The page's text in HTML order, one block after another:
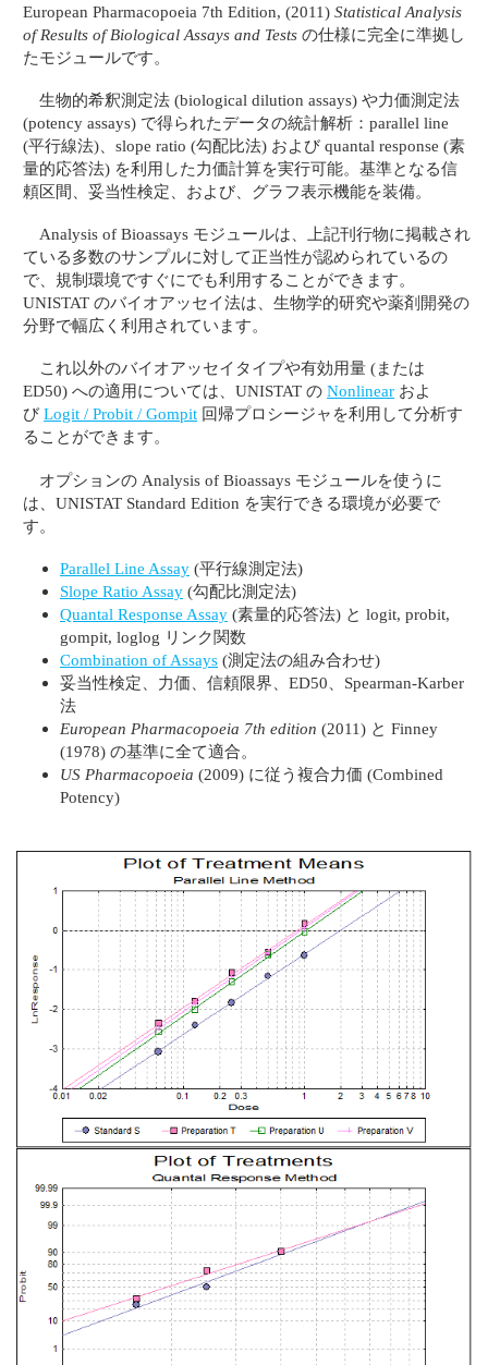
European Pharmacopoeia 7th Edition, (2011)Statistical Analysis
of Results of Biological Assays and Tests の仕様に完全に準拠し
たモジュールです。
生物的希釈測定法 (biological dilution assays) や力価測定法
(potency assays) で得られたデータの統計解析：parallel line
(平行線法)、slope ratio (勾配比法) および quantal response (素
量的応答法) を利用した力価計算を実行可能。基準となる信
頼区間、妥当性検定、および、グラフ表示機能を装備。
Analysis of Bioassays モジュールは、上記刊行物に掲載され
ている多数のサンプルに対して正当性が認められているの
で、規制環境ですぐにでも利用することができます。
UNISTAT のバイオアッセイ法は、生物学的研究や薬剤開発の
分野で幅広く利用されています。
これ以外のバイオアッセイタイプや有効用量 (または
ED50) への適用については、UNISTAT のNonlinear およ
びLogit / Probit / Gompit 回帰プロシージャを利用して分析す
ることができます。
オプションの Analysis of Bioassays モジュールを使うに
は、UNISTAT Standard Edition を実行できる環境が必要で
す。
Parallel Line Assay (平行線測定法)
Slope Ratio Assay (勾配比測定法)
Quantal Response Assay (素量的応答法) と logit, probit,
gompit, loglog リンク関数
Combination of Assays (測定法の組み合わせ)
妥当性検定、力価、信頼限界、ED50、Spearman-Karber
法
European Pharmacopoeia 7th edition (2011) と Finney
(1978) の基準に全て適合。
US Pharmacopoeia (2009) に従う複合力価 (Combined
Potency)